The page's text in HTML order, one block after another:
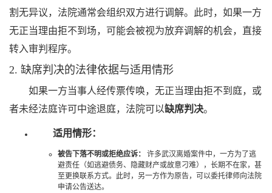
割无异议，法院通常会组织双方进行调解。此时，如果一方
无正当理由拒不到场，可能会被视为放弃调解的机会，直接
转入审判程序。
2. 缺席判决的法律依据与适用情形
如果一方当事人经传票传唤，无正当理由拒不到庭，或
者未经法庭许可中途退庭，法院可以缺席判决。
适用情形：
被告下落不明或拒绝应诉：
许多武汉离婚案件中，一方为了逃
避责任（如逃避债务、隐藏财产或故意刁难），长期不在家，甚
至更换联系方式。此时，另一方作为原告，可以委托律师向法院
申请公告送达。